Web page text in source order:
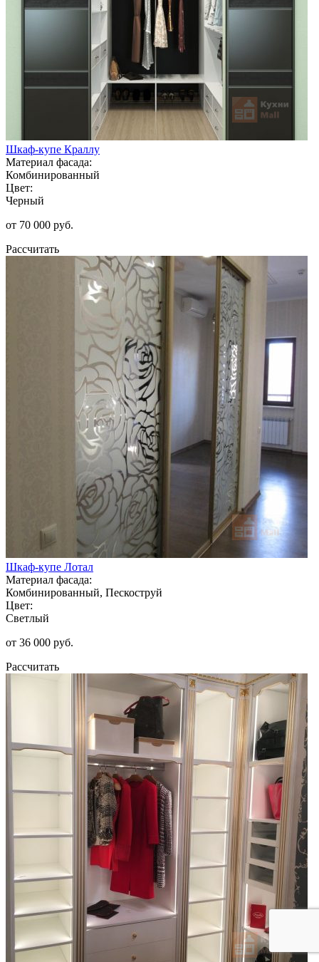
Шкаф-купе Краллу
Материал фасада:
Комбинированный
Цвет:
Черный
от 70 000 руб.
Рассчитать
Шкаф-купе Лотал
Материал фасада:
Комбинированный, Пескоструй
Цвет:
Светлый
от 36 000 руб.
Рассчитать